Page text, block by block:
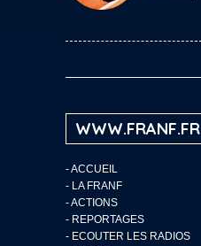
WWW.FRANF.FR
-ACCUEIL
- LA FRANF
-ACTIONS
- REPORTAGES
- ECOUTER LES RADIOS